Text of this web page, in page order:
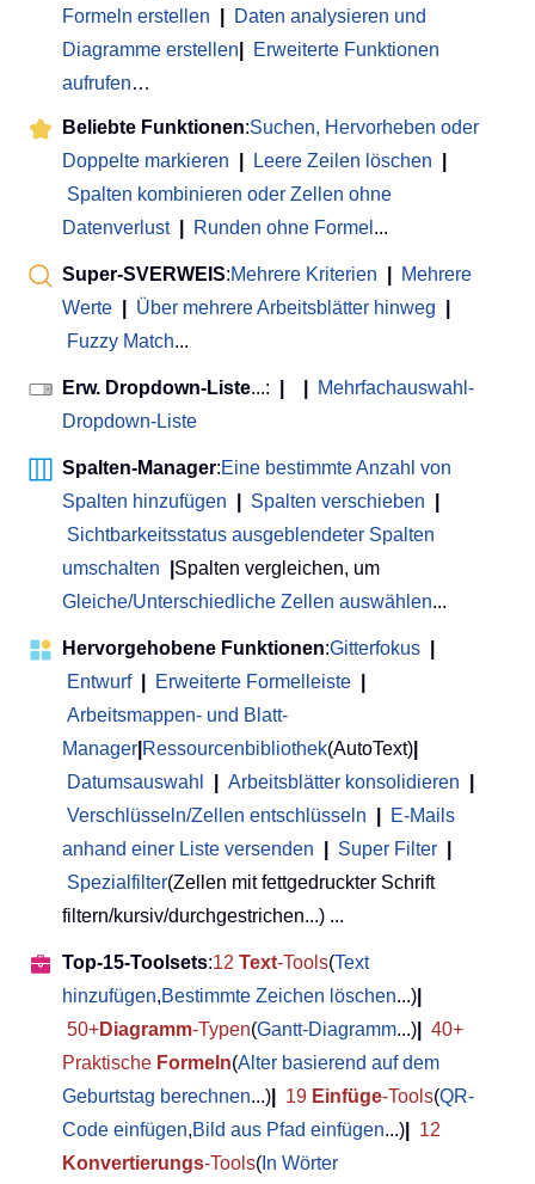
Formeln erstellen
Daten analysieren und
Diagramme erstellen
Erweiterte Funktionen
aufrufen…
Beliebte Funktionen:Suchen, Hervorheben oder
Doppelte markieren
Leere Zeilen löschen
Spalten kombinieren oder Zellen ohne
Datenverlust
Runden ohne Formel ...
Super-SVERWEIS:Mehrere Kriterien
Mehrere
Werte
Über mehrere Arbeitsblätter hinweg
Fuzzy Match...
Erw. Dropdown-Liste...:
Mehrfachauswahl-
Dropdown-Liste
Spalten-Manager:Eine bestimmte Anzahl von
Spalten hinzufügen
Spalten verschieben
Sichtbarkeitsstatus ausgeblendeter Spalten
umschalten
Spalten vergleichen, um
Gleiche/Unterschiedliche Zellen auswählen...
Hervorgehobene Funktionen:Gitterfokus
Entwurf
Erweiterte Formelleiste
Arbeitsmappen- und Blatt-
Manager Ressourcenbibliothek(AutoText)
Datumsauswahl
Arbeitsblätter konsolidieren
Verschlüsseln/Zellen entschlüsseln
E-Mails
anhand einer Liste versenden
Super Filter
Spezialfilter(Zellen mit fettgedruckter Schrift
filtern/kursiv/durchgestrichen...) ...
Top-15-Toolsets:12 Text-Tools(Text
hinzufügen,Bestimmte Zeichen löschen...)
50+Diagramm-Typen(Gantt-Diagramm...)
40+
Praktische Formeln(Alter basierend auf dem
Geburtstag berechnen...) 19 Einfüge-Tools(QR-
Code einfügen,Bild aus Pfad einfügen...)
12
Konvertierungs-Tools( In Wörter